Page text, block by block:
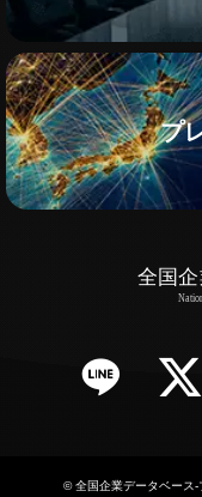
プ
Twitter Facebook
©全国企業データベース